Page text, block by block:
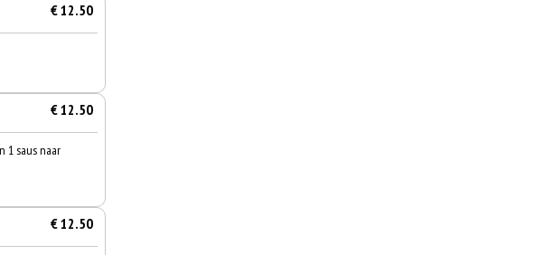
€ 12.50
€ 12.50
1 saus naar
€ 12.50